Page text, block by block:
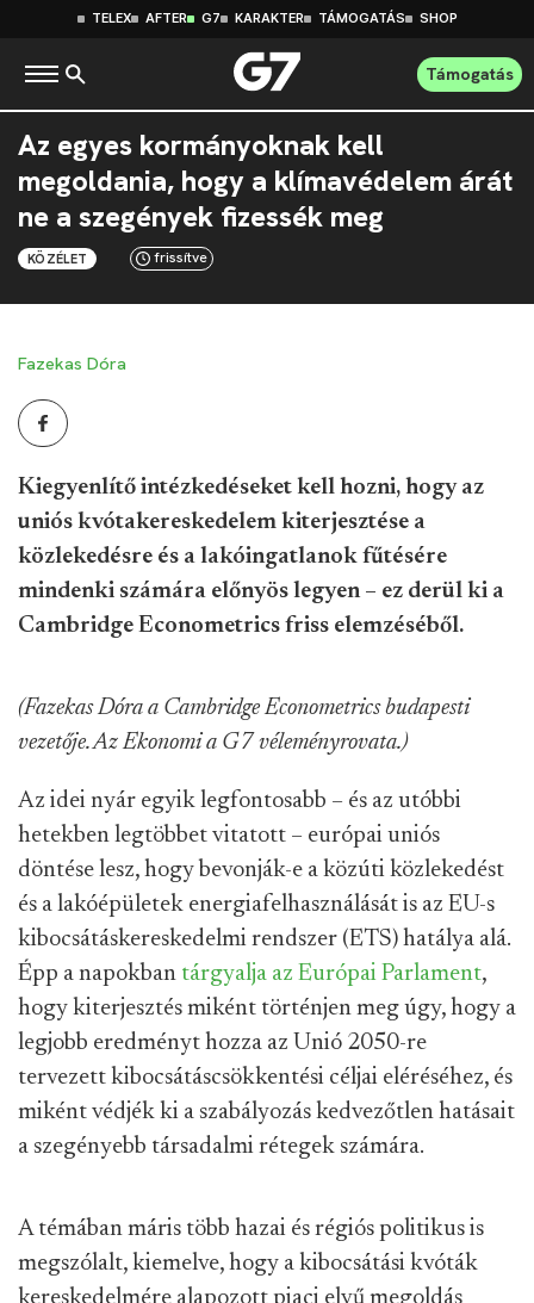
TELEX AFTER G7 KARAKTER TÁMOGATÁS SHOP
Támogatás
Az egyes kormányoknak kell
megoldania, hogy a klímavédelem árát
ne a szegények fizessék meg
KÖZÉLET frissítve
Fazekas Dóra
Kiegyenlítő intézkedéseket kell hozni, hogy az
uniós kvótakereskedelem kiterjesztése a
közlekedésre és a lakóingatlanok fűtésére
mindenki számára előnyös legyen – ez derül ki a
Cambridge Econometrics friss elemzéséből.
(Fazekas Dóra a Cambridge Econometrics budapesti
vezetője. Az Ekonomi a G7 véleményrovata.)
Az idei nyár egyik legfontosabb – és az utóbbi
hetekben legtöbbet vitatott – európai uniós
döntése lesz, hogy bevonják-e a közúti közlekedést
és a lakóépületek energiafelhasználását is az EU-s
kibocsátáskereskedelmi rendszer (ETS) hatálya alá.
Épp a napokban tárgyalja az Európai Parlament,
hogy kiterjesztés miként történjen meg úgy, hogy a
legjobb eredményt hozza az Unió 2050-re
tervezett kibocsátáscsökkentési céljai eléréséhez, és
miként védjék ki a szabályozás kedvezőtlen hatásait
a szegényebb társadalmi rétegek számára.
A témában máris több hazai és régiós politikus is
megszólalt, kiemelve, hogy a kibocsátási kvóták
kereskedelmére alapozott piaci elvű megoldás